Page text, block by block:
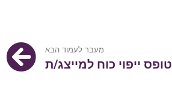
מעבר לעמוד הבא
טופס ייפוי כוח למייצג/ת